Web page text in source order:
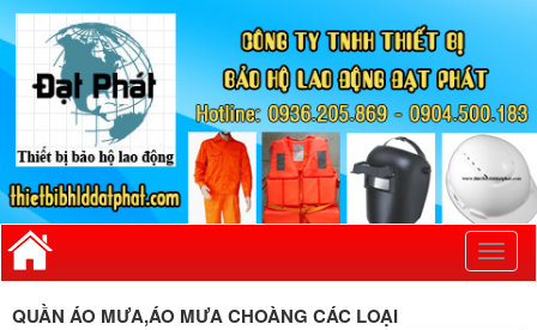
QUẦN ÁO MƯA,ÁO MƯA CHOÀNG CÁC LOẠI